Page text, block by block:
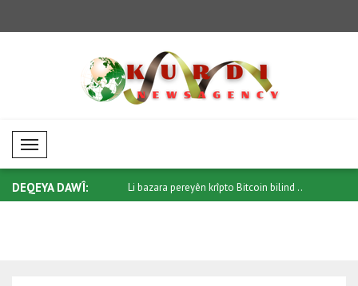
Mobil Menü
DEQEYA DAWÎ:
Derve yê Îranê Ereqçî r.. Li bazara pereyên krîpto Bitcoin bilind ..